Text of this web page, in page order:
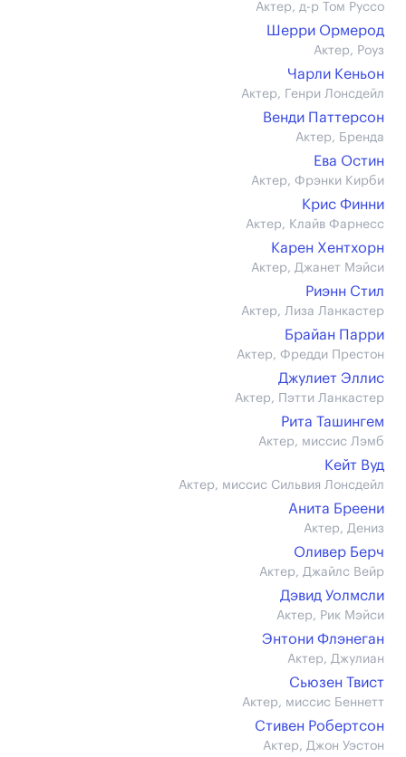
Актер, д-р Том Руссо
Шерри Ормерод
Актер, Роуз
Чарли Кеньон
Актер, Генри Лонсдейл
Венди Паттерсон
Актер, Бренда
Ева Остин
Актер, Фрэнки Кирби
Крис Финни
Актер, Клайв Фарнесс
Карен Хентхорн
Актер, Джанет Мэйси
Риэнн Стил
Актер, Лиза Ланкастер
Брайан Парри
Актер, Фредди Престон
Джулиет Эллис
Актер, Пэтти Ланкастер
Рита Ташингем
Актер, миссис Лэмб
Кейт Вуд
Актер, миссис Сильвия Лонсдейл
Анита Бреени
Актер, Дениз
Оливер Берч
Актер, Джайлс Вейр
Дэвид Уолмсли
Актер, Рик Мэйси
Энтони Флэнеган
Актер, Джулиан
Сьюзен Твист
Актер, миссис Беннетт
Стивен Робертсон
Актер, Джон Уэстон